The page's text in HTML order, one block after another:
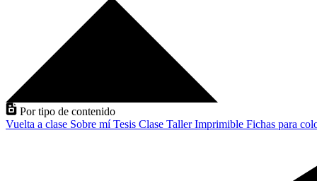
Por tipo de contenido
Vuelta a clase Sobre míTesis Clase TallerImprimible Fichas para